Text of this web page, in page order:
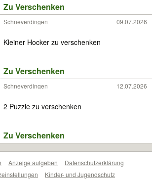
Zu Verschenken
Schneverdingen 09.07.2026
Kleiner Hocker zu verschenken
Zu Verschenken
Schneverdingen 12.07.2026
2 Puzzle zu verschenken
Zu Verschenken
Anzeige aufgeben
Datenschutzerklärung
Kinder- und Jugendschutz